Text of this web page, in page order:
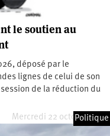
le soutien au
déposé par le
lignes de celui de son
de la réduction du
Mercredi 22 octobre 2025
Politique